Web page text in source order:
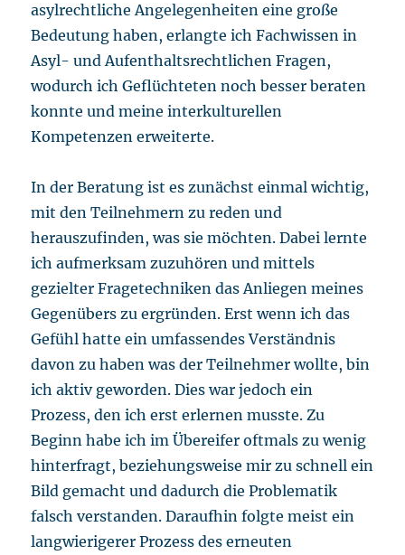
asylrechtliche Angelegenheiten eine große
Bedeutung haben, erlangte ich Fachwissen in
Asyl- und Aufenthaltsrechtlichen Fragen,
wodurch ich Geflüchteten noch besser beraten
konnte und meine interkulturellen
Kompetenzen erweiterte.
In der Beratung ist es zunächst einmal wichtig,
mit den Teilnehmern zu reden und
herauszufinden, was sie möchten. Dabei lernte
ich aufmerksam zuzuhören und mittels
gezielter Fragetechniken das Anliegen meines
Gegenübers zu ergründen. Erst wenn ich das
Gefühl hatte ein umfassendes Verständnis
davon zu haben was der Teilnehmer wollte, bin
ich aktiv geworden. Dies war jedoch ein
Prozess, den ich erst erlernen musste. Zu
Beginn habe ich im Übereifer oftmals zu wenig
hinterfragt, beziehungsweise mir zu schnell ein
Bild gemacht und dadurch die Problematik
falsch verstanden. Daraufhin folgte meist ein
langwierigerer Prozess des erneuten